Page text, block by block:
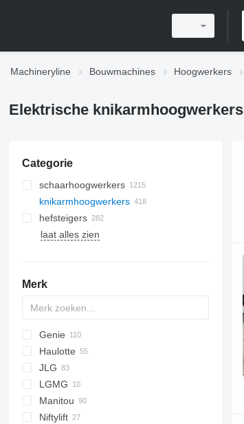
Machineryline Bouwmachines Hoogwerkers
Elektrische knikarmhoogwerkers
Categorie
schaarhoogwerkers
knikarmhoogwerkers
hefsteigers
laat alles zien
Merk
A-Series
SG
Genie
GS
Z series
AMZ
Haulotte
H-series
HA
Star
IT
JLG
10
450
520
LGMG
A-series
MT
Manitou
AETJ
HZ
Parma
Niftylift